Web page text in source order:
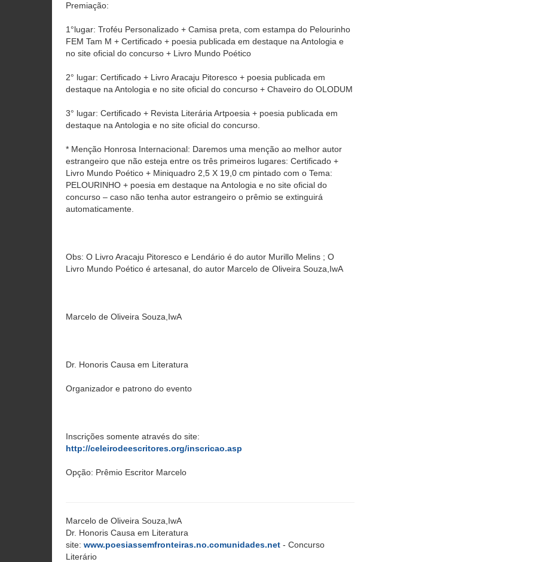
Premiação:
1°lugar: Troféu Personalizado + Camisa preta, com estampa do Pelourinho
FEM Tam M + Certificado + poesia publicada em destaque na Antologia e
no site oficial do concurso + Livro Mundo Poético
2° lugar: Certificado + Livro Aracaju Pitoresco + poesia publicada em
destaque na Antologia e no site oficial do concurso + Chaveiro do OLODUM
3° lugar: Certificado + Revista Literária Artpoesia + poesia publicada em
destaque na Antologia e no site oficial do concurso.
* Menção Honrosa Internacional: Daremos uma menção ao melhor autor
estrangeiro que não esteja entre os três primeiros lugares: Certificado +
Livro Mundo Poético + Miniquadro 2,5 X 19,0 cm pintado com o Tema:
PELOURINHO + poesia em destaque na Antologia e no site oficial do
concurso – caso não tenha autor estrangeiro o prêmio se extinguirá
automaticamente.
Obs: O Livro Aracaju Pitoresco e Lendário é do autor Murillo Melins ; O
Livro Mundo Poético é artesanal, do autor Marcelo de Oliveira Souza,IwA
Marcelo de Oliveira Souza,IwA
Dr. Honoris Causa em Literatura
Organizador e patrono do evento
Inscrições somente através do site:
http://celeirodeescritores.org/inscricao.asp
Opção: Prêmio Escritor Marcelo
Marcelo de Oliveira Souza,IwA
Dr. Honoris Causa em Literatura
site: www.poesiassemfronteiras.no.comunidades.net - Concurso
Literário